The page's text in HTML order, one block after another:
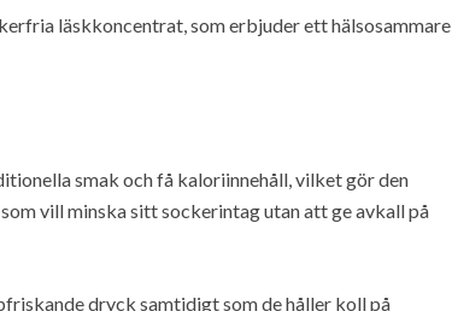
läskkoncentrat, som erbjuder ett hälsosammare
smak och få kaloriinnehåll, vilket gör den
vill minska sitt sockerintag utan att ge avkall på
dryck samtidigt som de håller koll på